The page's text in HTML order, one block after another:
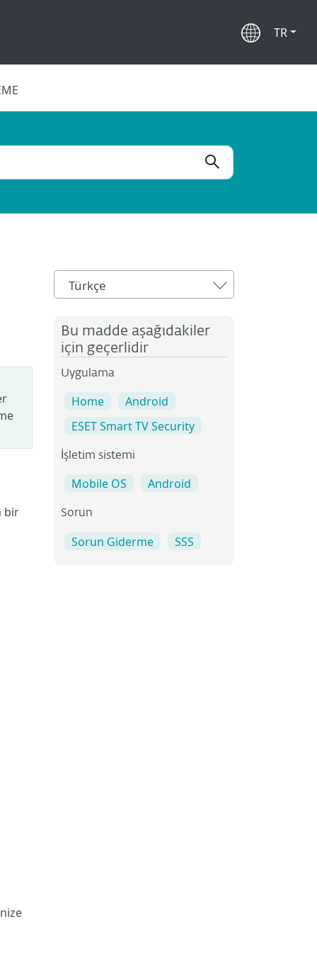
TR
bir
Türkçe
Bu madde aşağıdakiler
için geçerlidir
Uygulama
Home
Android
ESET Smart TV Security
İşletim sistemi
Mobile OS Android
Sorun
Sorun Giderme SSS